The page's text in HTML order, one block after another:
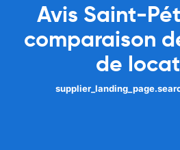
Avis Saint-
comparaison
de